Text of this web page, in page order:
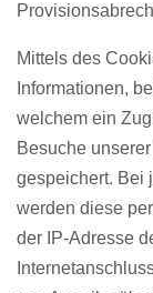
Mittels des
Informationen,
welchem ein
Besuche
gespeichert. Bei
werden diese
der IP-Adresse